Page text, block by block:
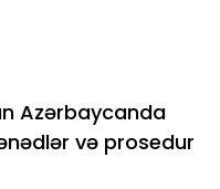
Azərbaycanda
və prosedur